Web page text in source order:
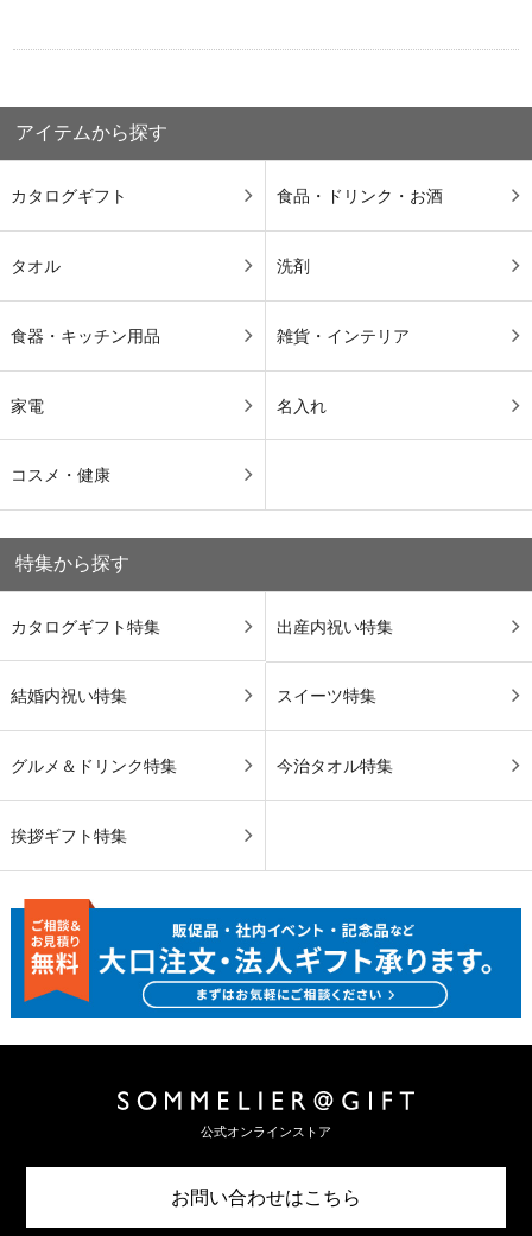
アイテムから探す
カタログギフト 食品・ドリンク・お酒
タオル 洗剤
食器・キッチン用品 雑貨・インテリア
家電 名入れ
コスメ・健康
特集から探す
カタログギフト特集 出産内祝い特集
結婚内祝い特集 スイーツ特集
グルメ＆ドリンク特集 今治タオル特集
挨拶ギフト特集
公式オンラインストア
お問い合わせはこちら